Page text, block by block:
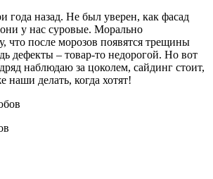
года назад. Не был уверен, как фасад
у нас суровые. Морально
что после морозов появятся трещины
дефекты – товар-то недорогой. Но вот
наблюдаю за цоколем, сайдинг стоит,
делать, когда хотят!